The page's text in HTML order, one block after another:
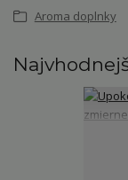
Aroma doplnky